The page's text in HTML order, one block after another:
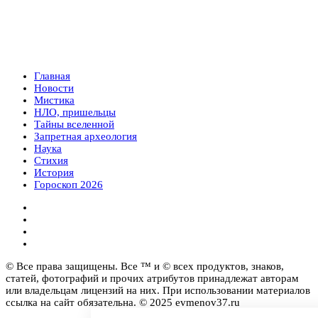
Главная
Новости
Мистика
НЛО, пришельцы
Тайны вселенной
Запретная археология
Наука
Стихия
История
Гороскоп 2026
© Все права защищены. Все ™ и © всех продуктов, знаков,
статей, фотографий и прочих атрибутов принадлежат авторам
или владельцам лицензий на них. При использовании материалов
ссылка на сайт обязательна. © 2025 evmenov37.ru